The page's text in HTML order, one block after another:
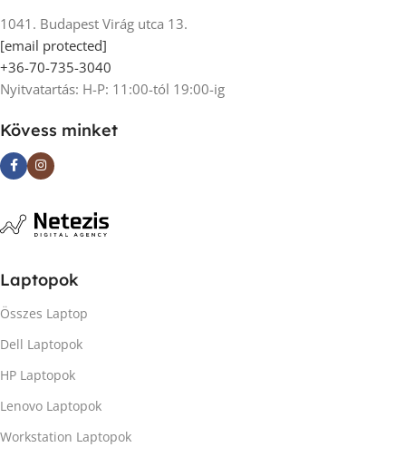
1041. Budapest Virág utca 13.
[email protected]
+36-70-735-3040
Nyitvatartás: H-P: 11:00-tól 19:00-ig
Kövess minket
Laptopok
Összes Laptop
Dell Laptopok
HP Laptopok
Lenovo Laptopok
Workstation Laptopok